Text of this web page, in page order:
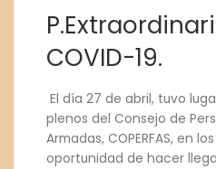
COVID-19.
El día 27 de abril, tuvo
plenos del Consejo de
Armadas, COPERFAS, en
oportunidad de hacer